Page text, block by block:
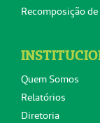
Recomposição
Quem Somos
Relatórios
Diretoria